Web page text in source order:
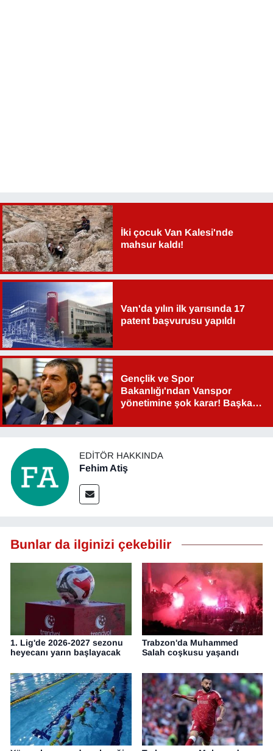
İki çocuk Van Kalesi'nde
mahsur kaldı!
Van'da yılın ilk yarısında 17
patent başvurusu yapıldı
Gençlik ve Spor
Bakanlığı'ndan Vanspor
yönetimine şok karar! Başkan
EDITÖR HAKKINDA
Fehim Atiş
Bunlar da ilginizi çekebilir
1. Lig'de 2026-2027 sezonu
heyecanı yarın başlayacak
Trabzon'da Muhammed
Salah coşkusu yaşandı